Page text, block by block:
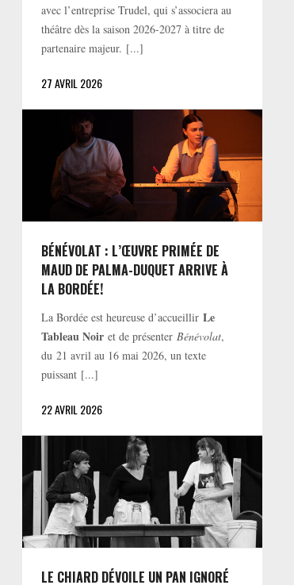
avec l’entreprise Trudel, qui s’associera au
théâtre dès la saison 2026-2027 à titre de
partenaire majeur. [...]
27 AVRIL 2026
BÉNÉVOLAT : L’ŒUVRE PRIMÉE DE
MAUD DE PALMA-DUQUET ARRIVE À
LA BORDÉE!
La Bordée est heureuse d’accueillirLe
Tableau Noir et de présenterBénévolat,
du 21 avril au 16 mai 2026, un texte
puissant [...]
22 AVRIL 2026
LE CHIARD DÉVOILE UN PAN IGNORÉ